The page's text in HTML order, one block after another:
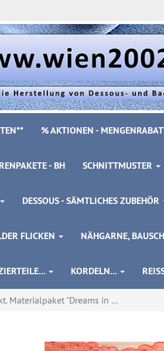
% AKTIONEN -
- BH SCHNITTMUSTER
DESSOUS - SÄMTLICHES ZUBEHÖR
FLICKEN NÄHGARNE,
KORDELN...
Materialpaket "Dreams in ...